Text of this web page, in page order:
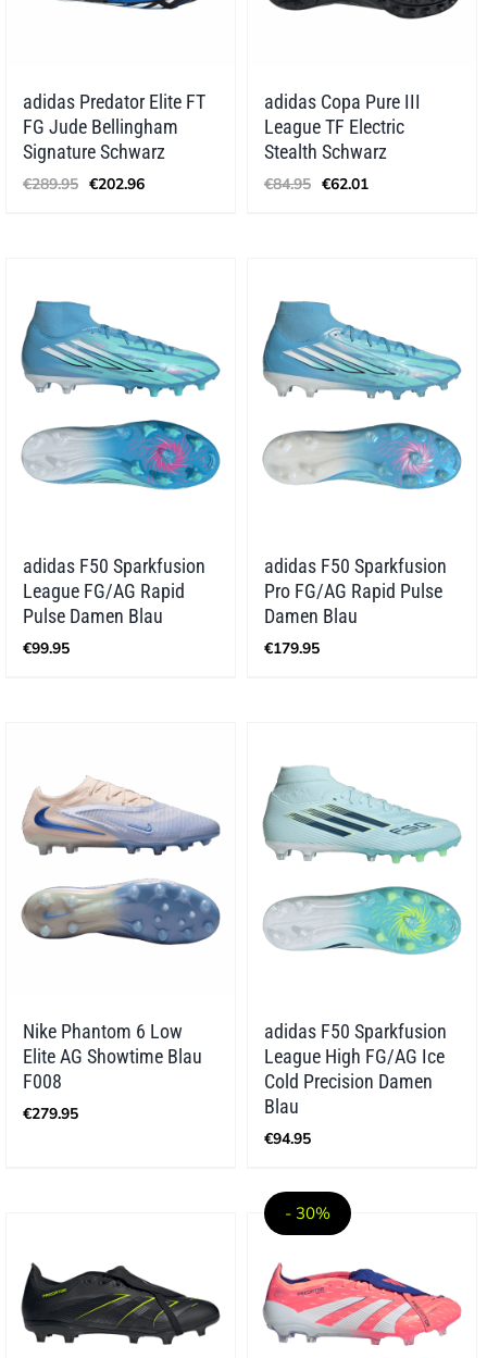
adidas Predator Elite FT
FG Jude Bellingham
Signature Schwarz
€289.95 Ursprünglicher
Preis
€202.96Aktueller
adidas Copa Pure III
League TF Electric
Stealth Schwarz
€84.95 Ursprünglicher
Preis
€62.01
adidas F50 Sparkfusion
League FG/AG Rapid
Pulse Damen Blau
€99.95
adidas F50 Sparkfusion
Pro FG/AG Rapid Pulse
Damen Blau
€179.95
Nike Phantom 6 Low
Elite AG Showtime Blau
F008
€279.95
adidas F50 Sparkfusion
League High FG/AG Ice
Cold Precision Damen
Blau
€94.95
- 30%